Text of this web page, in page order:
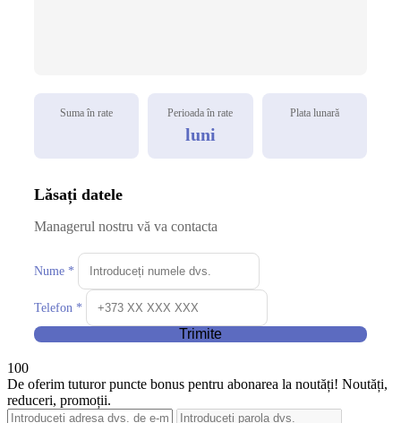
Suma în rate Perioada în rate
luni
Plata lunară
Lăsați datele
Managerul nostru vă va contacta
Nume *
Telefon *
Trimite
100
De oferim tuturor puncte bonus pentru abonarea la noutăți! Noutăți,
reduceri, promoții.